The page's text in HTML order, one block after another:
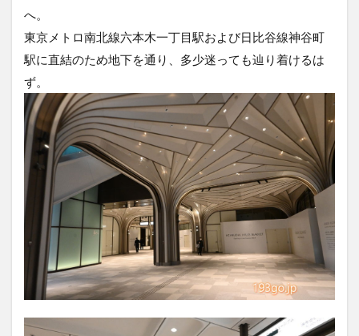
へ。
東京メトロ南北線六本木一丁目駅および日比谷線神谷町
駅に直結のため地下を通り、多少迷っても辿り着けるは
ず。